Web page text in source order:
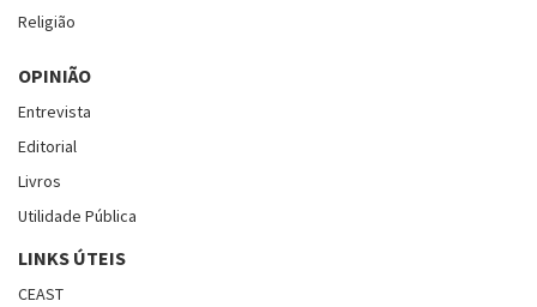
Religião
OPINIÃO
Entrevista
Editorial
Livros
Utilidade Pública
LINKS ÚTEIS
CEAST